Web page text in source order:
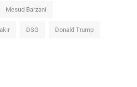
Mesud Barzani
DSG Donald Trump